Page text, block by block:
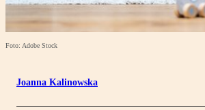
Foto: Adobe Stock
Joanna Kalinowska